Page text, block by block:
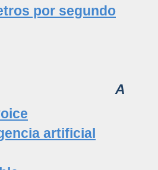
por segundo
A
artificial